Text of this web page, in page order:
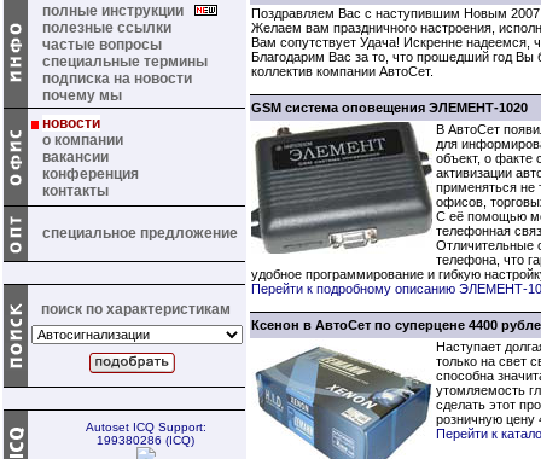
полные инструкции
полезные ссылки
частые вопросы
специальные термины
подписка на новости
почему мы
новости
о компании
вакансии
конференция
контакты
специальное предложение
поиск по характеристикам
Autoset ICQ Support:
199380286 (ICQ)
Поздравляем Вас с наступившим Новым
Желаем вам праздничного настроения,
Вам сопутствует Удача! Искренне надеемся,
Благодарим Вас за то, что прошедший год
коллектив компании АвтоСет.
GSM система оповещения ЭЛЕМЕНТ-1020
В АвтоСет
для
объект, о факте
активизации
применяться не
офисов,
С её помощью
телефонная
Отличительные
телефона, что
удобное программирование и гибкую
Перейти к подробному описанию ЭЛЕМЕНТ-
Ксенон в АвтоСет по суперцене 4400
Наступает
только на свет
способна
утомляемость
сделать этот
розничную цену
Перейти к